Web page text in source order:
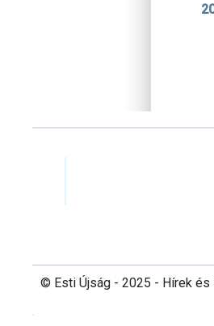
© Esti Újság - 2025 - Hírek és